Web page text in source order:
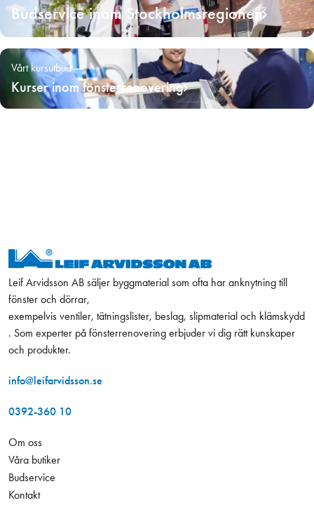
Budservice inom Stockholmsregionen
Vårt kursutbud
Kurser inom fönsterrenovering
Leif Arvidsson AB säljer byggmaterial som ofta har anknytning till
fönster och dörrar,
exempelvis ventiler, tätningslister, beslag, slipmaterial och klämskydd
. Som experter på fönsterrenovering erbjuder vi dig rätt kunskaper
och produkter.
info@leifarvidsson.se
0392-360 10
Om oss
Våra butiker
Budservice
Kontakt